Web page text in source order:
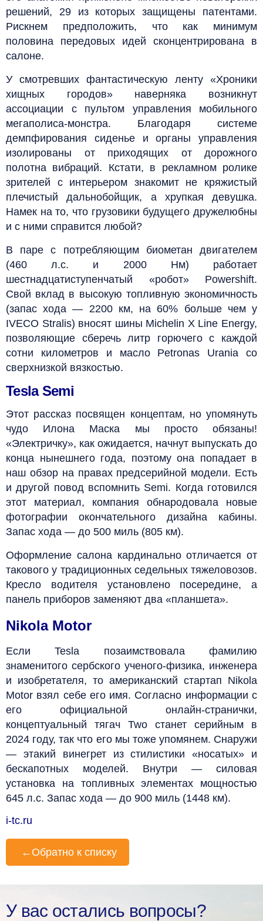
решений, 29 из которых защищены патентами.
Рискнем предположить, что как минимум
половина передовых идей сконцентрирована в
салоне.
У смотревших фантастическую ленту «Хроники
хищных городов» наверняка возникнут
ассоциации с пультом управления мобильного
мегаполиса-монстра. Благодаря системе
демпфирования сиденье и органы управления
изолированы от приходящих от дорожного
полотна вибраций. Кстати, в рекламном ролике
зрителей с интерьером знакомит не кряжистый
плечистый дальнобойщик, а хрупкая девушка.
Намек на то, что грузовики будущего дружелюбны
и с ними справится любой?
В паре с потребляющим биометан двигателем
(460 л.с. и 2000 Нм) работает
шестнадцатиступенчатый «робот» Powershift.
Свой вклад в высокую топливную экономичность
(запас хода — 2200 км, на 60% больше чем у
IVECO Stralis) вносят шины Michelin X Line Energy,
позволяющие сберечь литр горючего с каждой
сотни километров и масло Petronas Urania со
сверхнизкой вязкостью.
Tesla Semi
Этот рассказ посвящен концептам, но упомянуть
чудо Илона Маска мы просто обязаны!
«Электричку», как ожидается, начнут выпускать до
конца нынешнего года, поэтому она попадает в
наш обзор на правах предсерийной модели. Есть
и другой повод вспомнить Semi. Когда готовился
этот материал, компания обнародовала новые
фотографии окончательного дизайна кабины.
Запас хода — до 500 миль (805 км).
Оформление салона кардинально отличается от
такового у традиционных седельных тяжеловозов.
Кресло водителя установлено посередине, а
панель приборов заменяют два «планшета».
Nikola Motor
Если Tesla позаимствовала фамилию
знаменитого сербского ученого-физика, инженера
и изобретателя, то американский стартап Nikola
Motor взял себе его имя. Согласно информации с
его официальной онлайн-странички,
концептуальный тягач Two станет серийным в
2024 году, так что его мы тоже упомянем. Снаружи
— этакий винегрет из стилистики «носатых» и
бескапотных моделей. Внутри — силовая
установка на топливных элементах мощностью
645 л.с. Запас хода — до 900 миль (1448 км).
i-tc.ru
← Обратно к списку
У вас остались вопросы?